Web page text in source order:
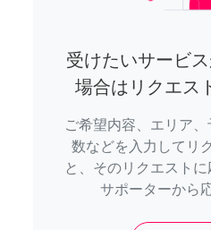
受けたいサービ
場合はリクエス
ご希望内容、エリア
数などを入力してリ
と、そのリクエスト
サポーターから